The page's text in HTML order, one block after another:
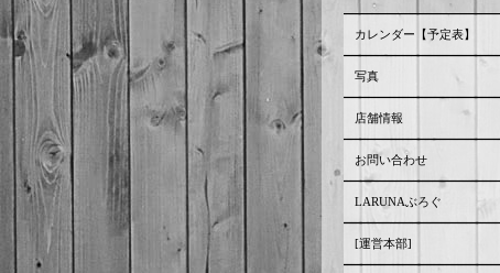
カレンダー【予定表】
写真
店舗情報
お問い合わせ
LARUNAぶろぐ
[運営本部]